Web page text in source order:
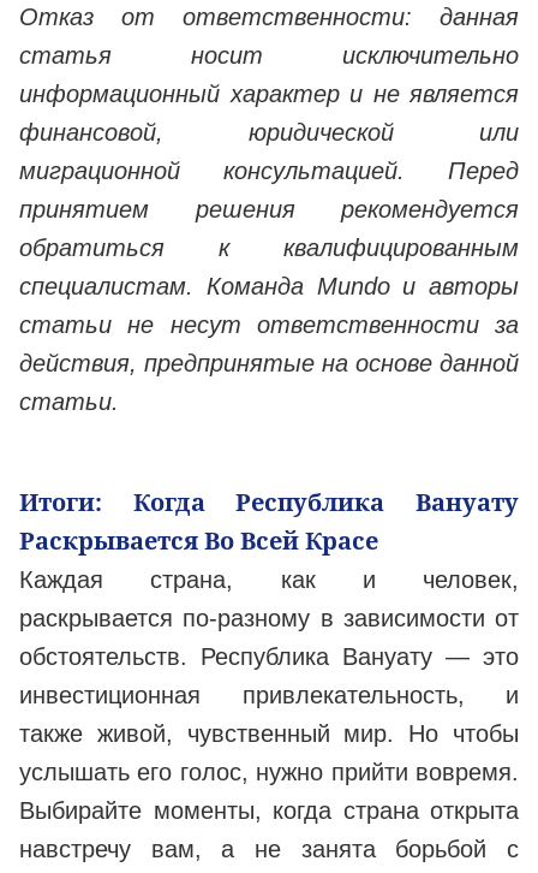
Отказ от ответственности: данная
статья носит исключительно
информационный характер и не является
финансовой, юридической или
миграционной консультацией. Перед
принятием решения рекомендуется
обратиться к квалифицированным
специалистам. Команда Mundo и авторы
статьи не несут ответственности за
действия, предпринятые на основе данной
статьи.
Итоги: Когда Республика Вануату
Раскрывается Во Всей Красе
Каждая страна, как и человек,
раскрывается по-разному в зависимости от
обстоятельств. Республика Вануату — это
инвестиционная привлекательность, и
также живой, чувственный мир. Ho чтобы
услышать его голос, нужно прийти вовремя.
Выбирайте моменты, когда страна открыта
навстречу вам, а не занята борьбой с